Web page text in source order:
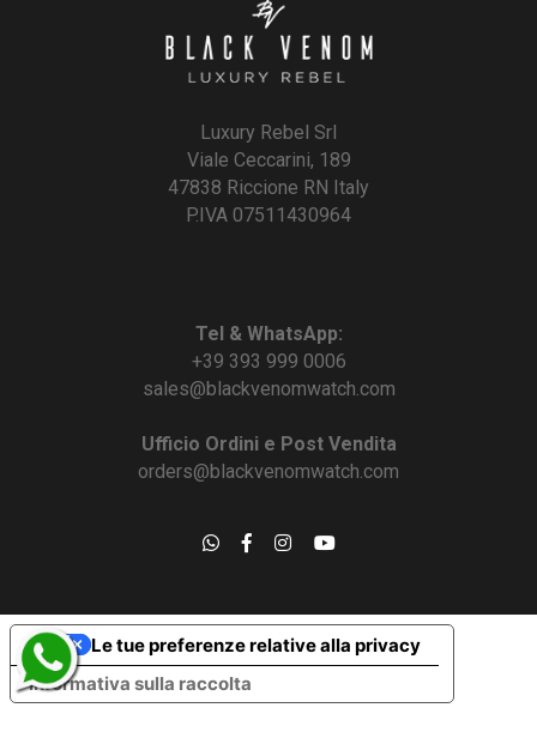
Luxury Rebel Srl
Viale Ceccarini, 189
47838 Riccione RN Italy
P.IVA 07511430964
Tel & WhatsApp:
+39 393 999 0006
sales@blackvenomwatch.com
Ufficio Ordini e Post Vendita
orders@blackvenomwatch.com
Informativa sulla raccolta
Le tue preferenze relative alla privacy